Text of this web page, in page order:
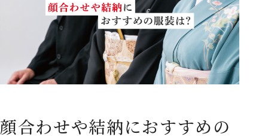
顔合わせや結納におすすめの